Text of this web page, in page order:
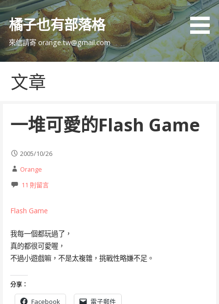
跳
主
內
橘子也有部落格
來信請寄 orange.tw@gmail.com
文章
一堆可愛的Flash Game
2005/10/26
Orange
11 則留言
Flash Game
我每一個都玩過了，
真的都很可愛喔，
不過小遊戲嘛，不是太複雜，挑戰性略嫌不足。
分享：
Facebook 電子郵件